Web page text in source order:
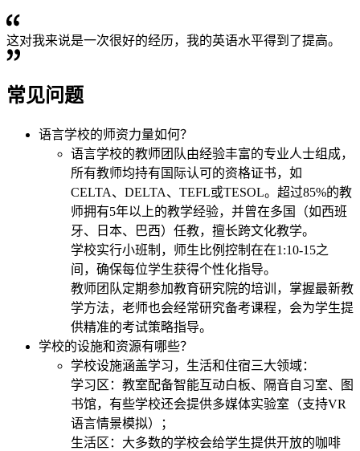
这对我来说是一次很好的经历，我的英语水平得到了提高。
常见问题
语言学校的师资力量如何？
语言学校的教师团队由经验丰富的专业人士组成，
所有教师均持有国际认可的资格证书，如
CELTA、DELTA、TEFL或TESOL。超过85%的教
师拥有5年以上的教学经验，并曾在多国（如西班
牙、日本、巴西）任教，擅长跨文化教学。
学校实行小班制，师生比例控制在在1:10-15之
间，确保每位学生获得个性化指导。
教师团队定期参加教育研究院的培训，掌握最新教
学方法，老师也会经常研究备考课程，会为学生提
供精准的考试策略指导。
学校的设施和资源有哪些？
学校设施涵盖学习，生活和住宿三大领域：
学习区：教室配备智能互动白板、隔音自习室、图
书馆，有些学校还会提供多媒体实验室（支持VR
语言情景模拟）；
生活区：大多数的学校会给学生提供开放的咖啡